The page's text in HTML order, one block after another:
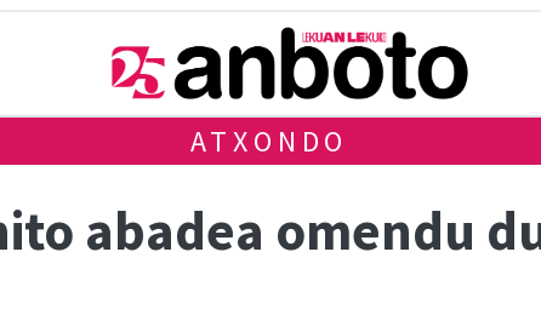
ATXONDO
abadea omendu